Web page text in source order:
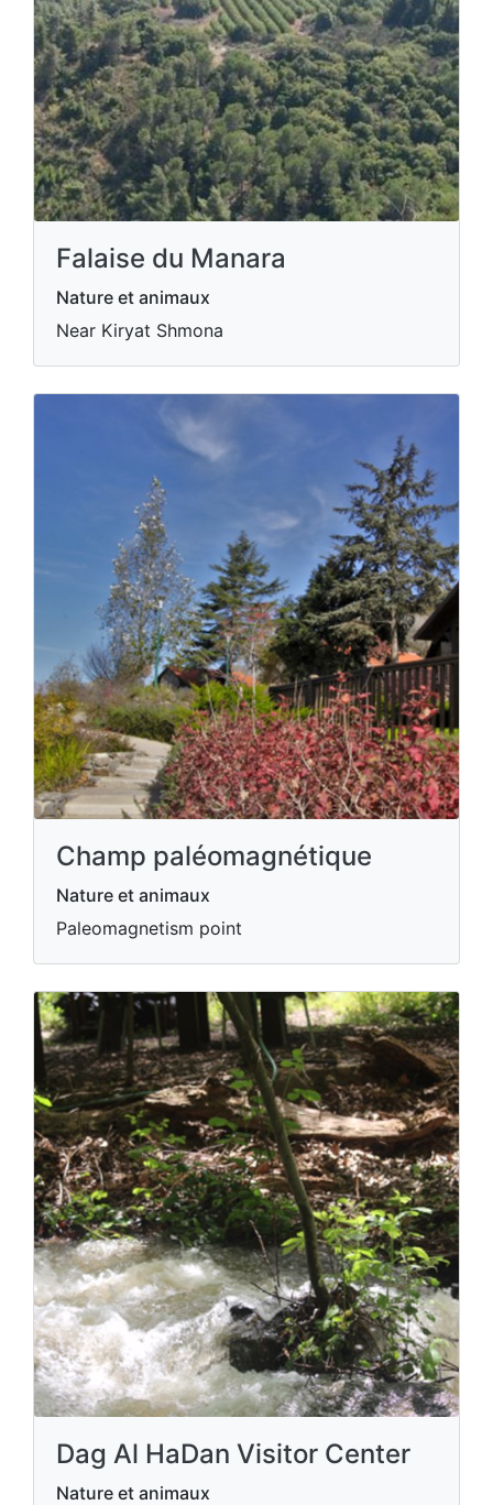
Falaise du Manara
Nature et animaux
Near Kiryat Shmona
Champ paléomagnétique
Nature et animaux
Paleomagnetism point
Dag Al HaDan Visitor Center
Nature et animaux